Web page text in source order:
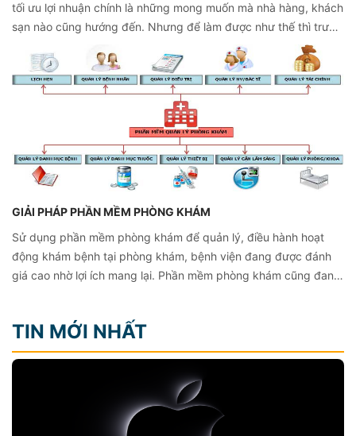
tối ưu lợi nhuận chính là những mong muốn mà nhà hàng, khách
sạn nào cũng hướng đến. Nhưng để làm được như thế thì trước
tiên phải áp dụng giải pháp quản lý nhà hàng, khách sạn thật
sự đắc lực trong thời đại cạnh tranh như hiện nay.
GIẢI PHÁP PHẦN MỀM PHÒNG KHÁM
Sử dụng phần mềm phòng khám để quản lý, điều hành hoạt
động khám bệnh tại phòng khám, bệnh viện đang được đánh
giá cao nhờ lợi ích mang lại. Phần mềm phòng khám cũng đang
chóng và chính xác.
TIN MỚI NHẤT